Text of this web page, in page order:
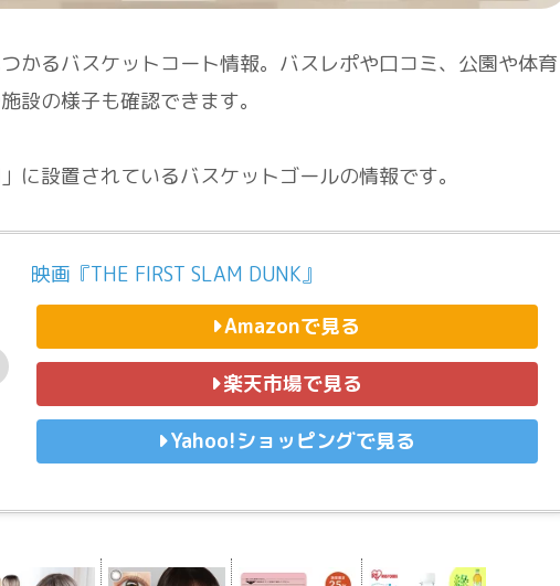
かるバスケットコート情報。バスレポや口コミ、公園や体育
設の様子も確認できます。
に設置されているバスケットゴールの情報です。
映画『THE FIRST SLAM DUNK』
Amazonで見る
楽天市場で見る
Yahoo!ショッピングで見る